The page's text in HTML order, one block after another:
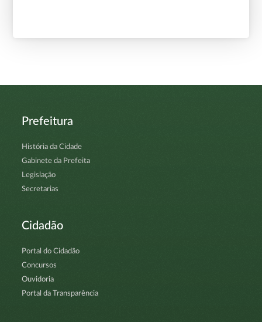
Prefeitura
História da Cidade
Gabinete da Prefeita
Legislação
Secretarias
Cidadão
Portal do Cidadão
Concursos
Ouvidoria
Portal da Transparência